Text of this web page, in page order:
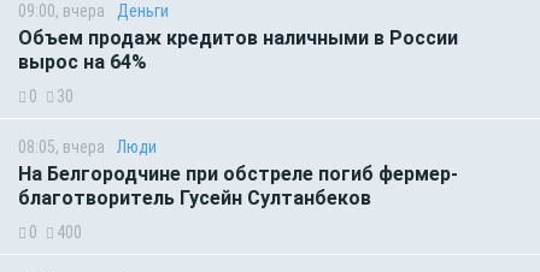
09:00, вчера Деньги
Объем продаж кредитов наличными в России
вырос на 64%
0 30
08:05, вчера Люди
На Белгородчине при обстреле погиб фермер-
благотворитель Гусейн Султанбеков
0 400